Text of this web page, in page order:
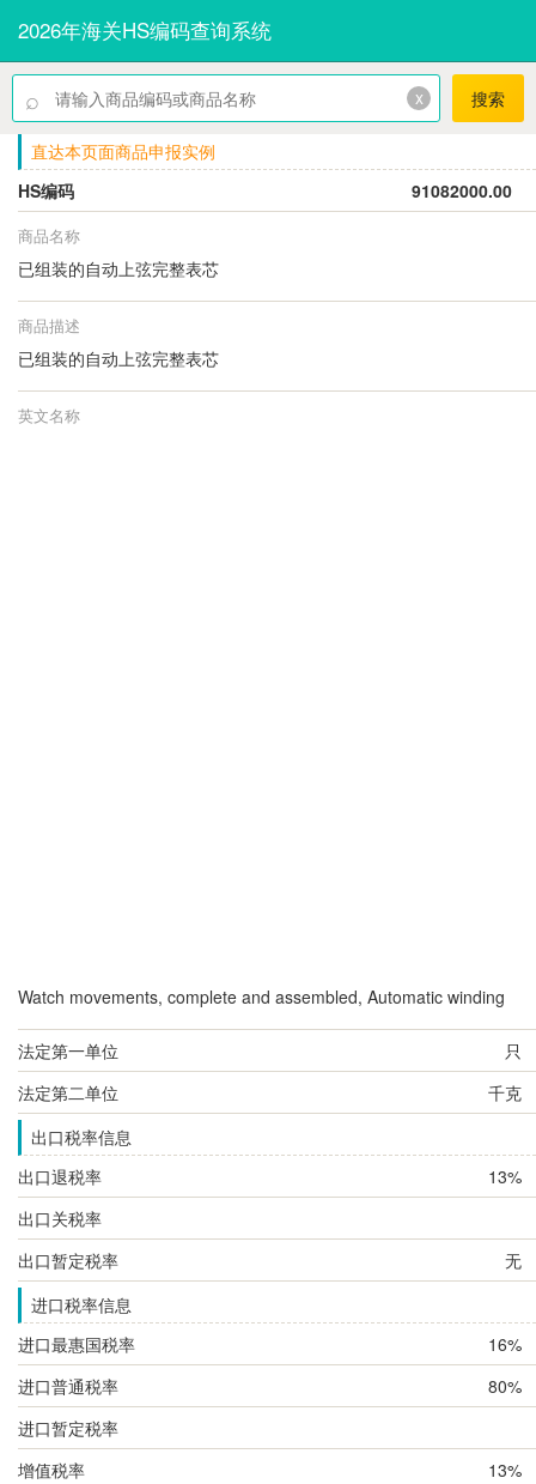
2026年海关HS编码查询系统
⌕ x 搜索
直达本页面商品申报实例
HS编码
91082000.00
商品名称
已组装的自动上弦完整表芯
商品描述
已组装的自动上弦完整表芯
英文名称
Watch movements, complete and assembled, Automatic winding
法定第一单位
只
法定第二单位
千克
出口税率信息
出口退税率
13%
出口关税率
出口暂定税率
无
进口税率信息
进口最惠国税率
16%
进口普通税率
80%
进口暂定税率
增值税率
13%